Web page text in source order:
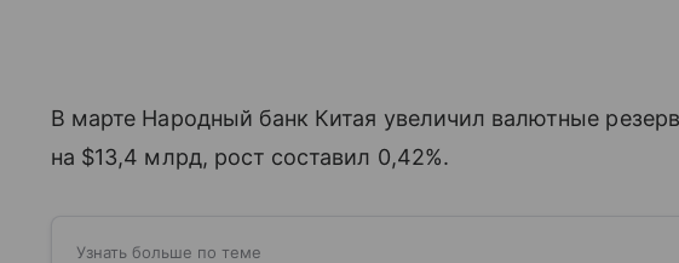
В марте Народный банк Китая увеличил валютные
на $13,4 млрд, рост составил 0,42%.
Узнать больше по теме